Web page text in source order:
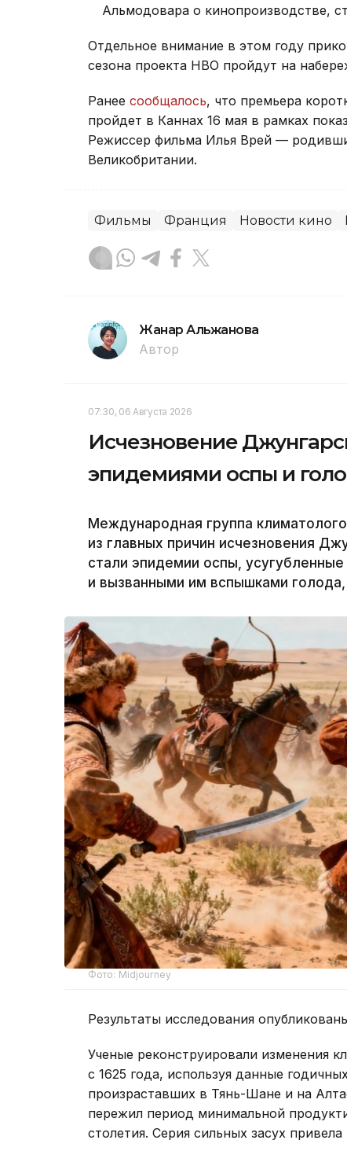
Альмодовара о кинопроизводстве,
Отдельное внимание в этом году
сезона проекта HBO пройдут на
Ранее сообщалось, что премьера
пройдет в Каннах 16 мая в рамках
Режиссер фильма Илья Врей —
Великобритании.
Фильмы Франция Новости кино
Жанар Альжанова
Автор
07:30, 06 Августа 2026
Исчезновение
эпидемиями оспы и
Международная группа
из главных причин исчезновения
стали эпидемии оспы,
и вызванными им вспышками
Фото: Midjourney
Результаты исследования
Ученые реконструировали изменения
с 1625 года, используя данные
произраставших в Тянь-Шане и на
пережил период минимальной
столетия. Серия сильных засух